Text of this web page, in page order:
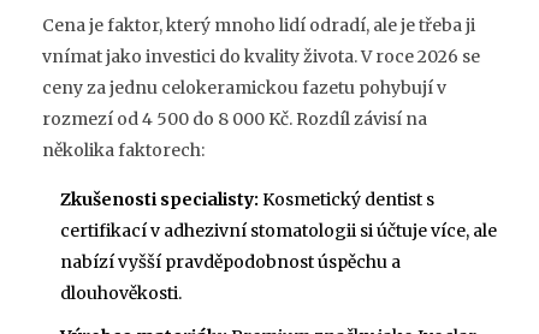
Cena je faktor, který mnoho lidí odradí, ale je třeba ji
vnímat jako investici do kvality života. V roce 2026 se
ceny za jednu celokeramickou fazetu pohybují v
rozmezí od 4 500 do 8 000 Kč. Rozdíl závisí na
několika faktorech:
Zkušenosti specialisty: Kosmetický dentist s
certifikací v adhezivní stomatologii si účtuje více, ale
nabízí vyšší pravděpodobnost úspěchu a
dlouhověkosti.